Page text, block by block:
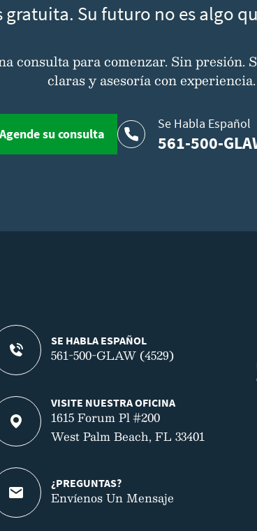
gratuita. Su futuro no es algo
consulta para comenzar. Sin presión.
claras y asesoría con experiencia.
Agende su consulta
Se Habla Español
561-500-
SE HABLA ESPAÑOL
561-500-GLAW (4529)
VISITE NUESTRA OFICINA
1615 Forum Pl #200
West Palm Beach, FL 33401
¿PREGUNTAS?
Envíenos Un Mensaje